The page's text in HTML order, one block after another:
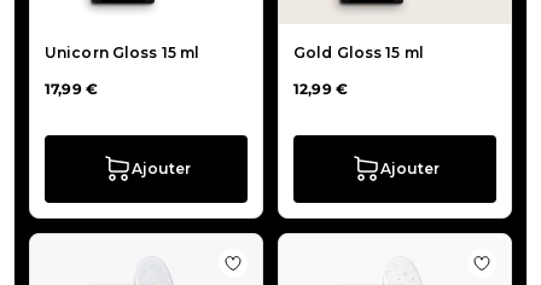
Unicorn Gloss 15 ml
17,99 €
Ajouter
Gold Gloss 15 ml
12,99 €
Ajouter
Ajouter à la liste de souhaits Holo